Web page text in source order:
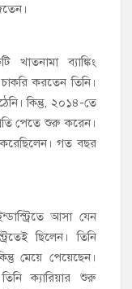
ব্যাঙ্কিং
করতেন তিনি।
কিন্তু, ২০১৪-তে
পেতে শুরু করেন।
করেছিলেন। গত বছর
আসা যেন
ছিলেন। তিনি
মেয়ে পেয়েছেন।
ক্যারিয়ার শুরু